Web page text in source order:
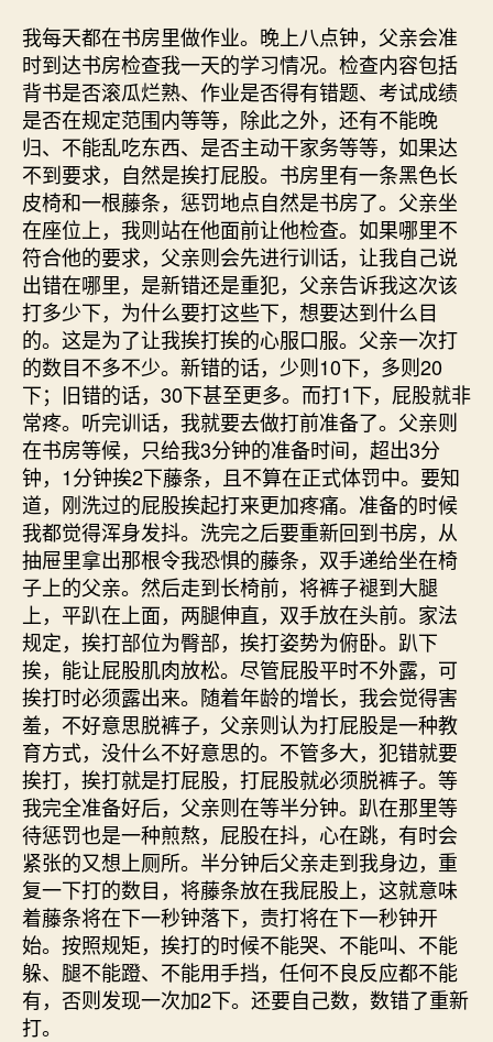
我每天都在书房里做作业。晚上八点钟，父亲会准
时到达书房检查我一天的学习情况。检查内容包括
背书是否滚瓜烂熟、作业是否得有错题、考试成绩
是否在规定范围内等等，除此之外，还有不能晚
归、不能乱吃东西、是否主动干家务等等，如果达
不到要求，自然是挨打屁股。书房里有一条黑色长
皮椅和一根藤条，惩罚地点自然是书房了。父亲坐
在座位上，我则站在他面前让他检查。如果哪里不
符合他的要求，父亲则会先进行训话，让我自己说
出错在哪里，是新错还是重犯，父亲告诉我这次该
打多少下，为什么要打这些下，想要达到什么目
的。这是为了让我挨打挨的心服口服。父亲一次打
的数目不多不少。新错的话，少则10下，多则20
下；旧错的话，30下甚至更多。而打1下，屁股就非
常疼。听完训话，我就要去做打前准备了。父亲则
在书房等候，只给我3分钟的准备时间，超出3分
钟，1分钟挨2下藤条，且不算在正式体罚中。要知
道，刚洗过的屁股挨起打来更加疼痛。准备的时候
我都觉得浑身发抖。洗完之后要重新回到书房，从
抽屉里拿出那根令我恐惧的藤条，双手递给坐在椅
子上的父亲。然后走到长椅前，将裤子褪到大腿
上，平趴在上面，两腿伸直，双手放在头前。家法
规定，挨打部位为臀部，挨打姿势为俯卧。趴下
挨，能让屁股肌肉放松。尽管屁股平时不外露，可
挨打时必须露出来。随着年龄的增长，我会觉得害
羞，不好意思脱裤子，父亲则认为打屁股是一种教
育方式，没什么不好意思的。不管多大，犯错就要
挨打，挨打就是打屁股，打屁股就必须脱裤子。等
我完全准备好后，父亲则在等半分钟。趴在那里等
待惩罚也是一种煎熬，屁股在抖，心在跳，有时会
紧张的又想上厕所。半分钟后父亲走到我身边，重
复一下打的数目，将藤条放在我屁股上，这就意味
着藤条将在下一秒钟落下，责打将在下一秒钟开
始。按照规矩，挨打的时候不能哭、不能叫、不能
躲、腿不能蹬、不能用手挡，任何不良反应都不能
有，否则发现一次加2下。还要自己数，数错了重新
打。